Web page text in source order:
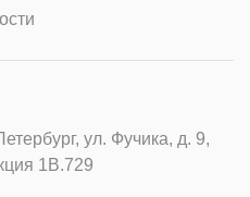
, ул. Фучика, д. 9,
1В.729